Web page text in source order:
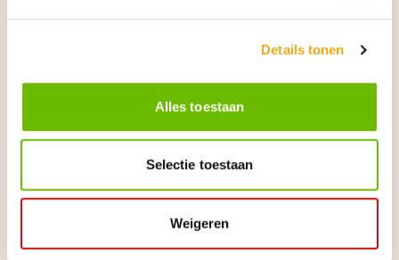
Details tonen
Alles toestaan
Selectie toestaan
Weigeren
, waarbij vakmanschap, natuurgetrouwe proporties en
kunstwerk met internationale allure.
Waarom een bronzen beeld kopen?
kunstobjecten ter wereld. Door de traditionele giettechniek, het gebruik
van massief brons en de hoogwaardige afwerking behouden zij hun
vormt niet alleen een exclusieve investering, maar ook een blijvende
verrijking van iedere tuin, woning of zakelijke omgeving.